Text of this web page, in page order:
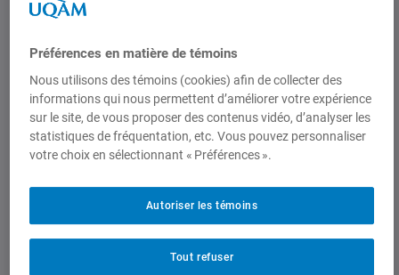
d’autres scènes. Les images, diffusées
fois les splendeurs de ce pays qui fait
désormais partie des grandes
puissances économiques mondiales.
Les infrastructures étaient finalement
prêtes à recevoir les milliers de touristes
certaine mesure, cette image
contrastée du Brésil contemporain
Préférences en matière de témoins
Nous utilisons des témoins (cookies) afin de collecter des
informations qui nous permettent d’améliorer votre expérience
sur le site, de vous proposer des contenus vidéo, d’analyser les
statistiques de fréquentation, etc. Vous pouvez personnaliser
votre choix en sélectionnant « Préférences ».
Tout refuser
Autoriser les témoins